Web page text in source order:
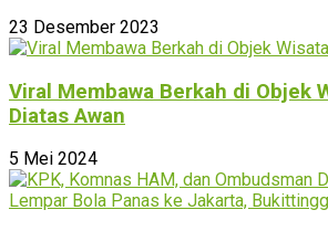
23 Desember 2023
Viral Membawa Berkah di Objek
Diatas Awan
5 Mei 2024